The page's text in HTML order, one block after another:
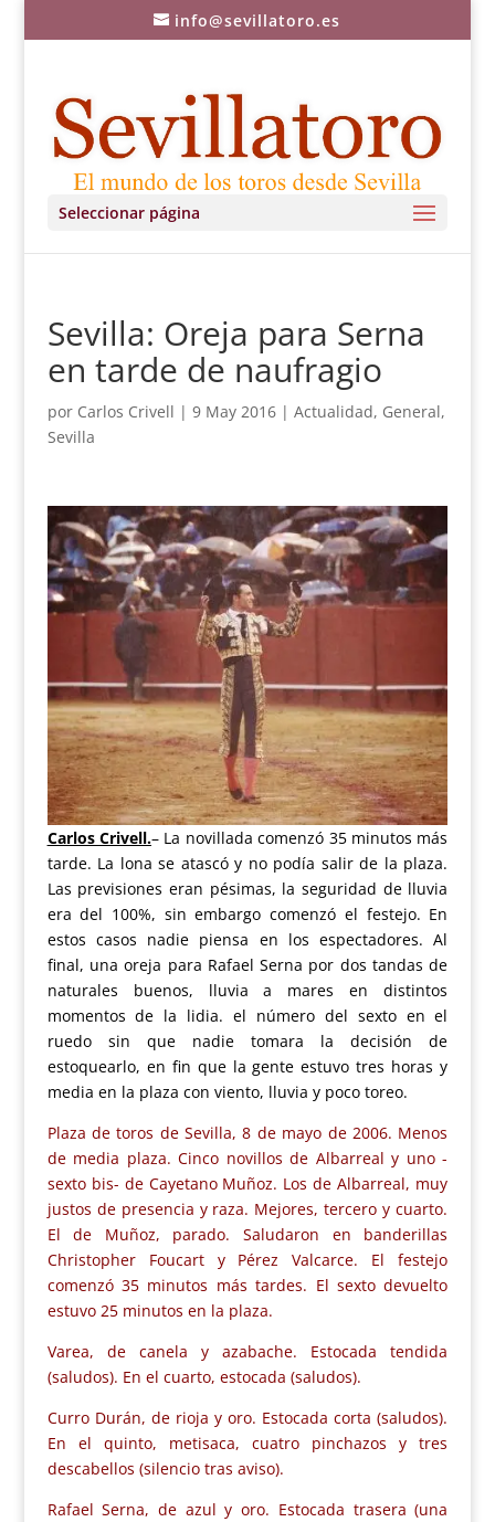
info@sevillatoro.es
Seleccionar página
Sevilla: Oreja para Serna
en tarde de naufragio
por Carlos Crivell | 9 May 2016| Actualidad, General,
Sevilla
Carlos Crivell.– La novillada comenzó 35 minutos más
tarde. La lona se atascó y no podía salir de la plaza.
Las previsiones eran pésimas, la seguridad de lluvia
era del 100%, sin embargo comenzó el festejo. En
estos casos nadie piensa en los espectadores. Al
final, una oreja para Rafael Serna por dos tandas de
naturales buenos, lluvia a mares en distintos
momentos de la lidia. el número del sexto en el
ruedo sin que nadie tomara la decisión de
estoquearlo, en fin que la gente estuvo tres horas y
media en la plaza con viento, lluvia y poco toreo.
Plaza de toros de Sevilla, 8 de mayo de 2006. Menos
de media plaza. Cinco novillos de Albarreal y uno -
sexto bis- de Cayetano Muñoz. Los de Albarreal, muy
justos de presencia y raza. Mejores, tercero y cuarto.
El de Muñoz, parado. Saludaron en banderillas
Christopher Foucart y Pérez Valcarce. El festejo
comenzó 35 minutos más tardes. El sexto devuelto
estuvo 25 minutos en la plaza.
Varea, de canela y azabache. Estocada tendida
(saludos). En el cuarto, estocada (saludos).
Curro Durán, de rioja y oro. Estocada corta (saludos).
En el quinto, metisaca, cuatro pinchazos y tres
descabellos (silencio tras aviso).
Rafael Serna, de azul y oro. Estocada trasera (una